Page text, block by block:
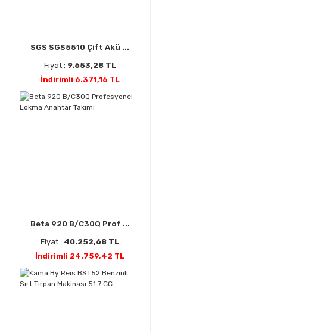
SGS SGS5510 Çift Akü ...
Fiyat : 9.653,28 TL
İndirimli 6.371,16 TL
Beta 920 B/C30Q Prof ...
Fiyat : 40.252,68 TL
İndirimli 24.759,42 TL